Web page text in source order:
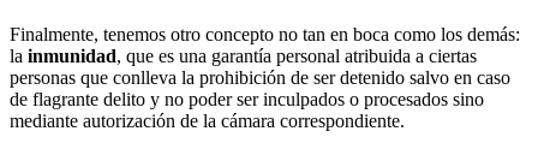
Finalmente, tenemos otro concepto no tan en boca como los demás:
la inmunidad, que es una garantía personal atribuida a ciertas
personas que conlleva la prohibición de ser detenido salvo en caso
de flagrante delito y no poder ser inculpados o procesados sino
mediante autorización de la cámara correspondiente.